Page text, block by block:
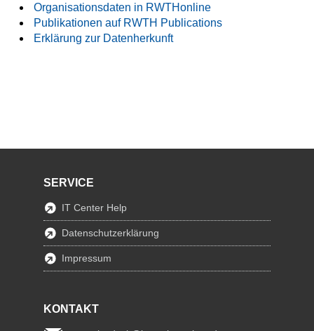
Organisationsdaten in RWTHonline
Publikationen auf RWTH Publications
Erklärung zur Datenherkunft
SERVICE
IT Center Help
Datenschutzerklärung
Impressum
KONTAKT